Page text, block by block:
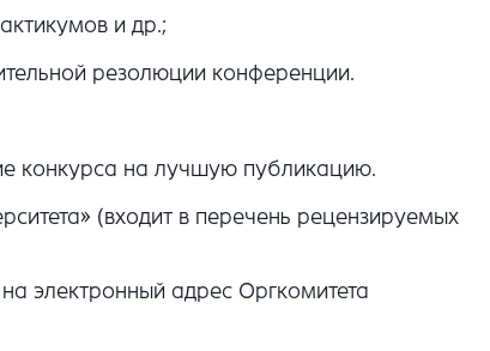
и др.;
резолюции конференции.
конкурса на лучшую публикацию.
(входит в перечень рецензируемых
электронный адрес Оргкомитета